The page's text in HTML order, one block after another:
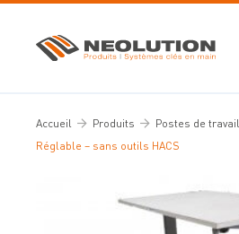
Produits
Nos réalisations
Accueil Produits Postes de travail
Réglable – sans outils HACS